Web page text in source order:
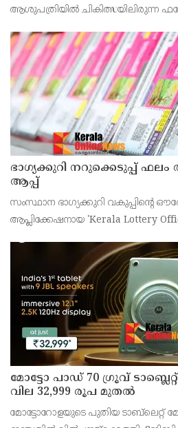
ആശുപത്രിയിൽ ചികിത്സയിലിരുന്ന
ഭാഗ്യക്കുറി നറുക്കെടുപ്പ്
ആപ്പ്
സംസ്ഥാന ഭാഗ്യക്കുറി വകുപ്പിന്റെ
ആപ്ലിക്കേഷനായ 'Kerala Lottery
അഞ്ജു കെ എസ് അറിയിച്ചു.
മോട്ടോ പാഡ് 70 ഗ്രൂവ്
വില 32,999 രൂപ മുതൽ
മോട്ടോറോളയുടെ പുതിയ ടാബ്‌ലെറ്റ്